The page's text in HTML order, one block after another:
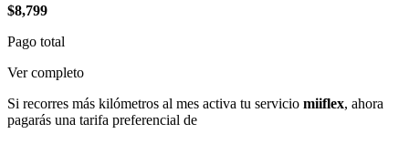
$8,799
Pago total
Ver completo
Si recorres más kilómetros al mes activa tu servicio miiflex, ahora
pagarás una tarifa preferencial de